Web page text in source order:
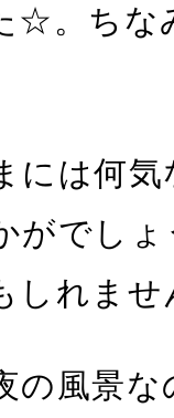
☆。ちな
には何
がでし
しれませ
の風景